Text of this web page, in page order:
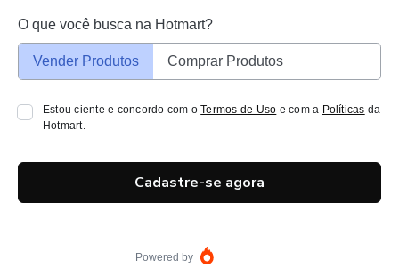
O que você busca na Hotmart?
Vender Produtos Comprar Produtos
Estou ciente e concordo com oTermos de Uso e com a Políticas da
Hotmart.
Cadastre-se agora
Powered by